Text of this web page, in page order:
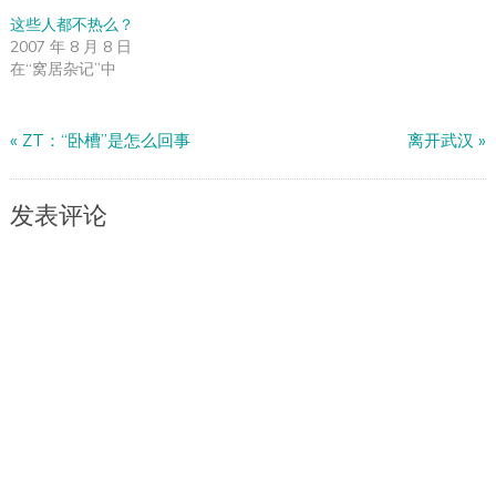
这些人都不热么？
2007 年 8 月 8 日
在“窝居杂记”中
« ZT：“卧槽”是怎么回事 离开武汉 »
发表评论